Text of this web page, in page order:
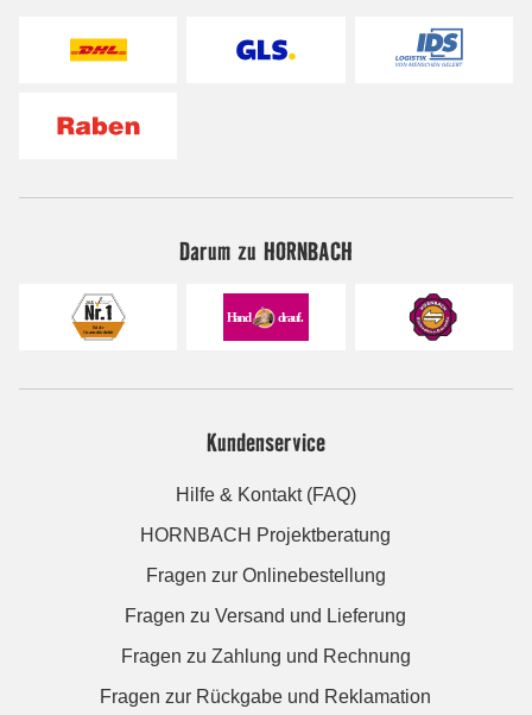
Darum zu HORNBACH
Kundenservice
Hilfe & Kontakt (FAQ)
HORNBACH Projektberatung
Fragen zur Onlinebestellung
Fragen zu Versand und Lieferung
Fragen zu Zahlung und Rechnung
Fragen zur Rückgabe und Reklamation